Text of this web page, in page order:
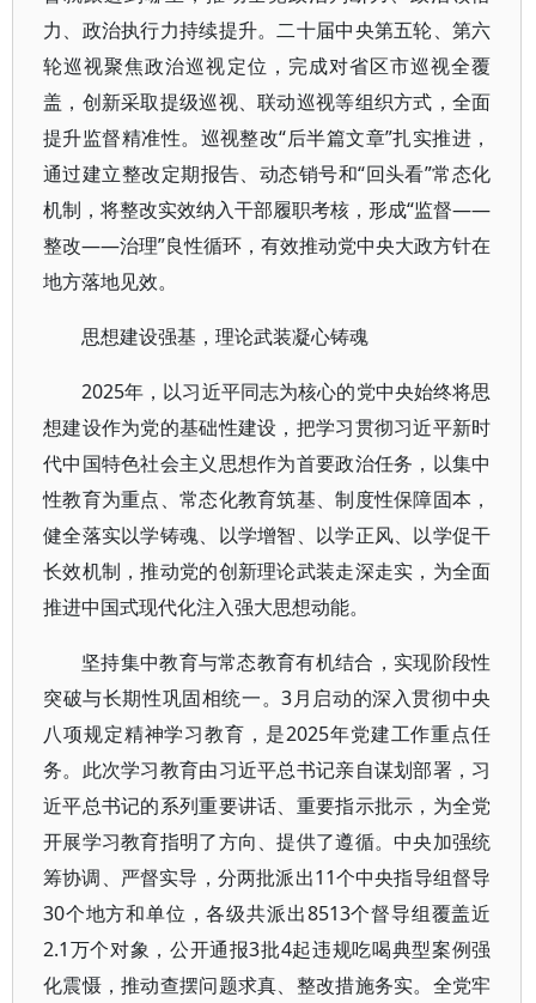
力、政治执行力持续提升。二十届中央第五轮、第六
轮巡视聚焦政治巡视定位，完成对省区市巡视全覆
盖，创新采取提级巡视、联动巡视等组织方式，全面
提升监督精准性。巡视整改“后半篇文章”扎实推进，
通过建立整改定期报告、动态销号和“回头看”常态化
机制，将整改实效纳入干部履职考核，形成“监督——
整改——治理”良性循环，有效推动党中央大政方针在
地方落地见效。
思想建设强基，理论武装凝心铸魂
2025年，以习近平同志为核心的党中央始终将思
想建设作为党的基础性建设，把学习贯彻习近平新时
代中国特色社会主义思想作为首要政治任务，以集中
性教育为重点、常态化教育筑基、制度性保障固本，
健全落实以学铸魂、以学增智、以学正风、以学促干
长效机制，推动党的创新理论武装走深走实，为全面
推进中国式现代化注入强大思想动能。
坚持集中教育与常态教育有机结合，实现阶段性
突破与长期性巩固相统一。3月启动的深入贯彻中央
八项规定精神学习教育，是2025年党建工作重点任
务。此次学习教育由习近平总书记亲自谋划部署，习
近平总书记的系列重要讲话、重要指示批示，为全党
开展学习教育指明了方向、提供了遵循。中央加强统
筹协调、严督实导，分两批派出11个中央指导组督导
30个地方和单位，各级共派出8513个督导组覆盖近
2.1万个对象，公开通报3批4起违规吃喝典型案例强
化震慑，推动查摆问题求真、整改措施务实。全党牢